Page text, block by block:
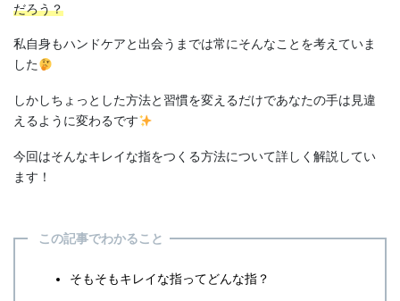
だろう？
私自身もハンドケアと出会うまでは常にそんなことを考えていま
した
しかしちょっとした方法と習慣を変えるだけであなたの手は見違
えるように変わるです
今回はそんなキレイな指をつくる方法について詳しく解説してい
ます！
この記事でわかること
そもそもキレイな指ってどんな指？